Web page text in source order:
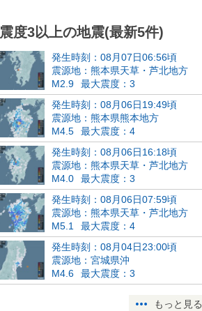
震度3以上の地震(最新5件)
発生時刻：08月07日06:56頃
震源地：熊本県天草・芦北地方
M2.9
最大震度：3
発生時刻：08月06日19:49頃
震源地：熊本県熊本地方
M4.5
最大震度：4
発生時刻：08月06日16:18頃
震源地：熊本県天草・芦北地方
M4.0
最大震度：3
発生時刻：08月06日07:59頃
震源地：熊本県天草・芦北地方
M5.1
最大震度：4
発生時刻：08月04日23:00頃
震源地：宮城県沖
M4.6
最大震度：3
もっと見る